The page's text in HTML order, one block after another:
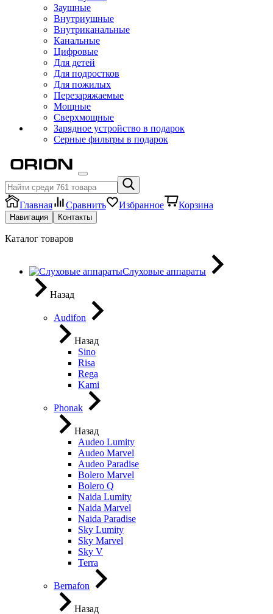
Заушные
Внутриушные
Внутриканальные
Канальные
Цифровые
Для детей
Для подростков
Для пожилых
Перезаряжаемые
Мощные
Сверхмощные
Зарядное устройство в подарок
Серные фильтры в подарок
Главная Сравнить Избранное Корзина
Навигация Контакты
Каталог товаров
Слуховые аппараты
Назад
Audifon
Назад
Sino
Risa
Rega
Kami
Phonak
Назад
Audeo Lumity
Audeo Marvel
Audeo Paradise
Bolero Marvel
Bolero Q
Naida Lumity
Naida Marvel
Naida Paradise
Sky Lumity
Sky Marvel
Sky V
Terra
Bernafon
Назад